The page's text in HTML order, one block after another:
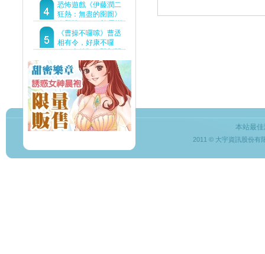
驚悚亮相 ！伊藤潤二
恐怖世界首度進軍
Steam
恐怖遊戲《伊藤潤二
狂熱：無盡的囹圄》
今登陸Steam 詭異洋
樓開啟 同步釋出最新
預告片
《曹操不囉嗦》曹丞
相有令，好康不囉
嗦！事前預約即刻開
本站最
2011 © 大宇資訊股份有